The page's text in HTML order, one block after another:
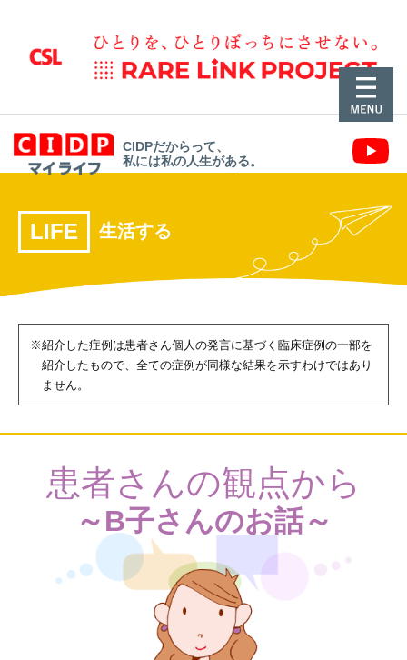
CIDPだからって、
私には私の人生がある。
LIFE 生活する
※紹介した症例は患者さん個人の発言に基づく臨床症例の一部を
紹介したもので、 全ての症例が同様な結果を示すわけではあり
ません。
患者さんの観点から
～B子さんのお話～